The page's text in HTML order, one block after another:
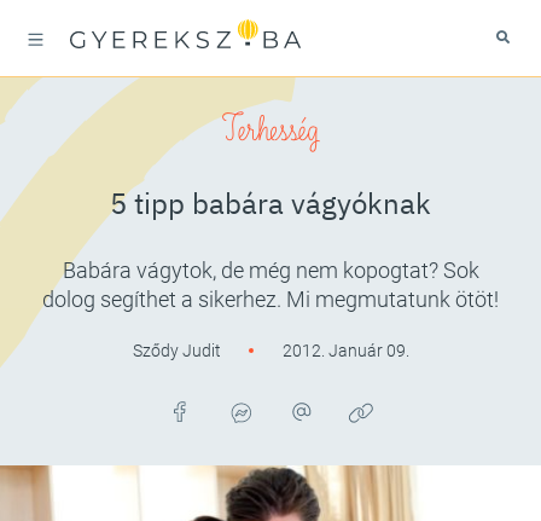
Terhesség
5 tipp babára vágyóknak
Babára vágytok, de még nem kopogtat? Sok
dolog segíthet a sikerhez. Mi megmutatunk ötöt!
Sződy Judit 2012. Január 09.